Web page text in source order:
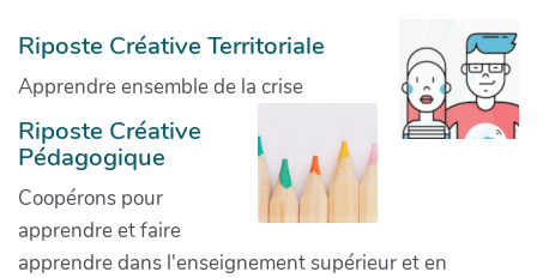
Riposte Créative Territoriale
Apprendre ensemble de la crise
Riposte Créative
Pédagogique
Coopérons pour
apprendre et faire
apprendre dans l'enseignement supérieur et en